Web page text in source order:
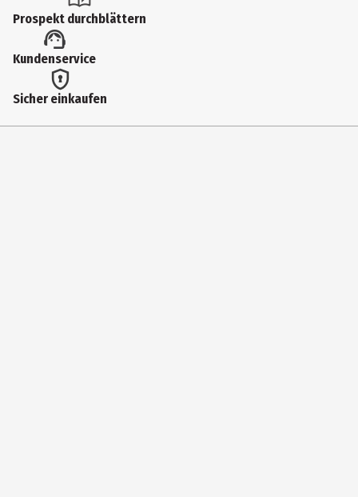
Küchenmesser
Gewicht
13.2 g
Prospekt durchblättern
Kundenservice
Sicher einkaufen